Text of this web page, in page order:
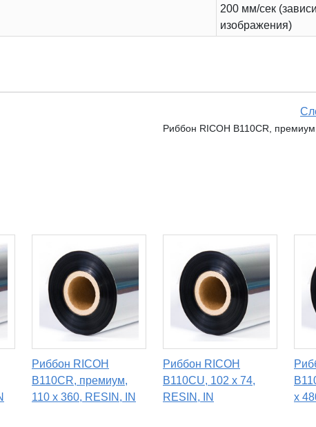
200 мм/сек
изображения)
Риббон RICOH B110CR,
Риббон RICOH
B110CR, премиум,
110 х 360, RESIN, IN
Риббон RICOH
B110CU, 102 х 74,
RESIN, IN
х